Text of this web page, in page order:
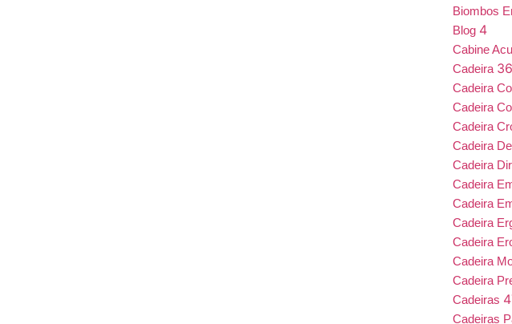
Biombos
Blog 4
Cabine
Cadeira 36
Cadeira
Cadeira
Cadeira
Cadeira
Cadeira
Cadeira
Cadeira
Cadeira
Cadeira
Cadeira
Cadeira
Cadeiras
Cadeiras